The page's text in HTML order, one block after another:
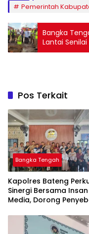
Pemerintah
Bangka
Lantai Senilai
Pos Terkait
Bangka Tengah
‎Kapolres Bateng
Sinergi Bersama Insan
Media, Dorong
Layanan Polri 110